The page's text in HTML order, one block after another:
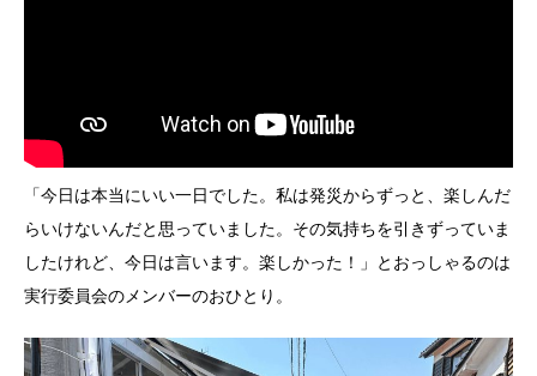
「今日は本当にいい一日でした。私は発災からずっと、楽しんだ
らいけないんだと思っていました。その気持ちを引きずっていま
したけれど、今日は言います。楽しかった！」とおっしゃるのは
実行委員会のメンバーのおひとり。